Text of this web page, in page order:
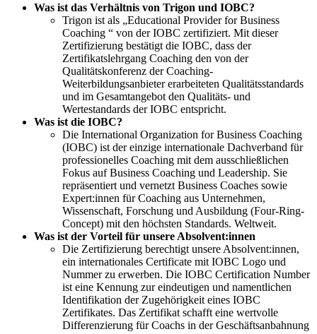
Was ist das Verhältnis von Trigon und IOBC?
Trigon ist als „Educational Provider for Business
Coaching “ von der IOBC zertifiziert. Mit dieser
Zertifizierung bestätigt die IOBC, dass der
Zertifikatslehrgang Coaching den von der
Qualitätskonferenz der Coaching-
Weiterbildungsanbieter erarbeiteten Qualitätsstandards
und im Gesamtangebot den Qualitäts- und
Wertestandards der IOBC entspricht.
Was ist die IOBC?
Die International Organization for Business Coaching
(IOBC) ist der einzige internationale Dachverband für
professionelles Coaching mit dem ausschließlichen
Fokus auf Business Coaching und Leadership. Sie
repräsentiert und vernetzt Business Coaches sowie
Expert:innen für Coaching aus Unternehmen,
Wissenschaft, Forschung und Ausbildung (Four-Ring-
Concept) mit den höchsten Standards. Weltweit.
Was ist der Vorteil für unsere Absolvent:innen
Die Zertifizierung berechtigt unsere Absolvent:innen,
ein internationales Certificate mit IOBC Logo und
Nummer zu erwerben. Die IOBC Certification Number
ist eine Kennung zur eindeutigen und namentlichen
Identifikation der Zugehörigkeit eines IOBC
Zertifikates. Das Zertifikat schafft eine wertvolle
Differenzierung für Coachs in der Geschäftsanbahnung